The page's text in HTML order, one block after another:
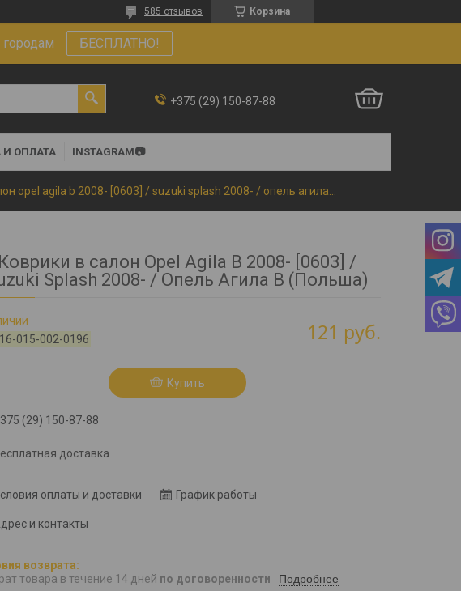
Корзина
585 отзывов
БЕСПЛАТНО!
+375 (29) 150-87-88
И ОПЛАТА INSTAGRAM📷
Коврики в салон Opel Agila B 2008- [0603] /
Splash 2008- / Опель Агила В (Польша)
16-015-002-0196 121 руб.
Купить
(29) 150-87-88
доставка
оплаты и доставки График работы
и контакты
товара в течение 14 дней по договоренности Подробнее